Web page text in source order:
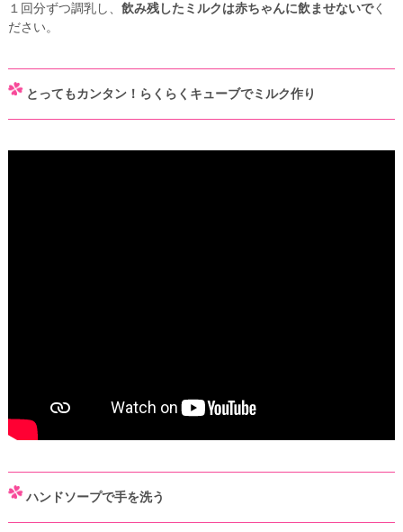
１回分ずつ調乳し、 飲み残したミルクは赤ちゃんに飲ませないでく
ださい。
とってもカンタン！らくらくキューブでミルク作り
「明治ほほえみ らくらくキューブ」を使って、ミルクを作ってみま
しょう。
ハンドソープで手を洗う